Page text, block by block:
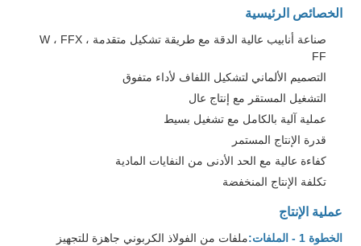
الخصائص الرئيسية
صناعة أنابيب عالية الدقة مع طريقة تشكيل متقدمة W ، FFX ،
FF
التصميم الألماني لتشكيل اللفاف لأداء متفوق
التشغيل المستقر مع إنتاج عال
عملية آلية بالكامل مع تشغيل بسيط
قدرة الإنتاج المستمر
كفاءة عالية مع الحد الأدنى من النفايات المادية
تكلفة الإنتاج المنخفضة
عملية الإنتاج
الخطوة 1 - الملفات:
ملفات من الفولاذ الكربوني جاهزة للتجهيز